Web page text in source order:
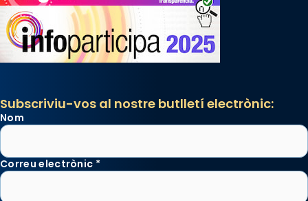
Subscriviu-vos al nostre butlletí electrònic:
Nom
Correu electrònic *